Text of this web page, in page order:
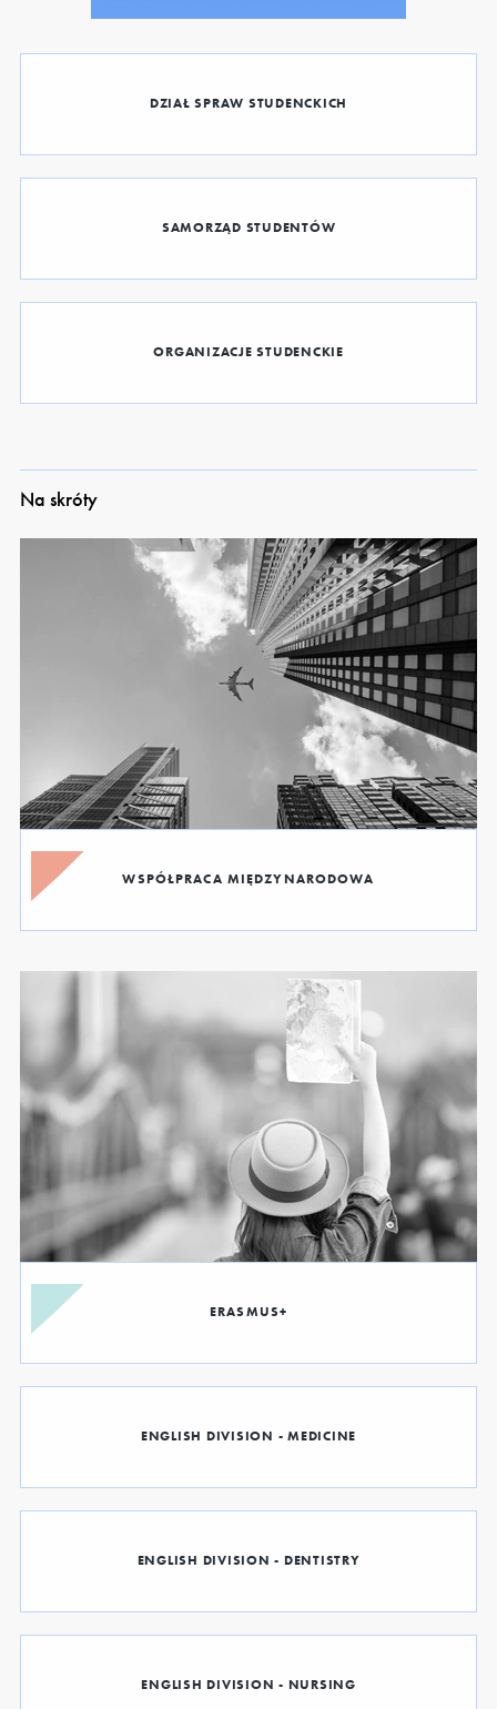
DZIAŁ SPRAW STUDENCKICH
SAMORZĄD STUDENTÓW
ORGANIZACJE STUDENCKIE
Na skróty
WSPÓŁPRACA MIĘDZYNARODOWA
ERASMUS+
ENGLISH DIVISION - MEDICINE
ENGLISH DIVISION - DENTISTRY
ENGLISH DIVISION - NURSING